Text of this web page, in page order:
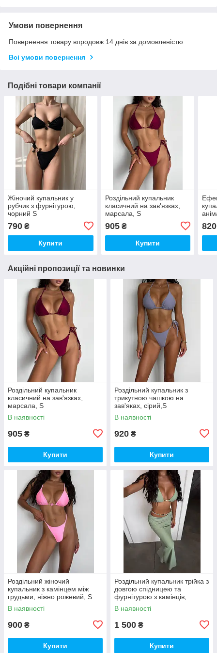
Умови повернення
Повернення товару впродовж 14 днів за домовленістю
Всі умови повернення
Подібні товари компанії
Жіночий купальник у
рубчик з фурнітурою,
чорний S
790 ₴
Купити
Роздільний купальник
класичний на зав'язках,
марсала, S
905₴
Купити
820
Акційні пропозиції та новинки
Роздільний купальник
класичний на зав'язках,
марсала, S
В наявності
905 ₴
Купити
Роздільний купальник з
трикутною чашкою на
зав'яках, сірий,S
В наявності
920 ₴
Купити
Роздільний жіночий
купальник з камінцем між
грудьми, ніжно рожевий, S
В наявності
900 ₴
Купити
Роздільний купальник трійка з
довгою спідницею та
фурнітурою з камінців,
фісташка, S
В наявності
1 500 ₴
Купити